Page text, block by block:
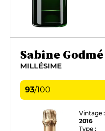
Sabine Godmé
MILLÉSIME
93/100
Vintage :
2016
Type :